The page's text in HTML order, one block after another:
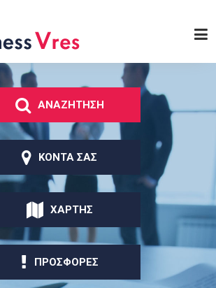
κυρίως περιεχόμενο
ΑΝΑΖΗΤΗΣΗ
ΚΟΝΤΑ ΣΑΣ
ΧΑΡΤΗΣ
ΠΡΟΣΦΟΡΕΣ